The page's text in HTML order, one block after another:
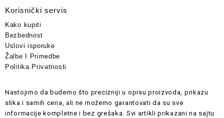
Korisnički servis
Kako kupiti
Bezbednost
Uslovi isporuke
Žalbe I Primedbe
Politika Privatnosti
Nastojimo da budemo što precizniji u opisu proizvoda, prikazu
slika i samih cena, ali ne možemo garantovati da su sve
informacije kompletne i bez grešaka. Svi artikli prikazani na sajtu